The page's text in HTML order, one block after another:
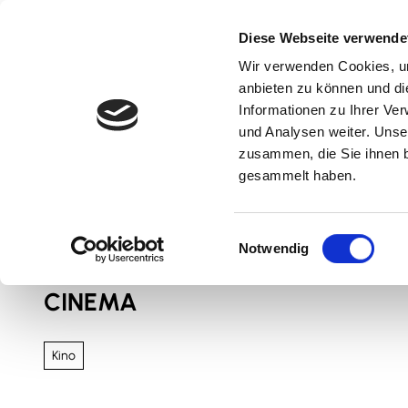
Diese Webseite
Wir verwenden Cookies,
anbieten zu können und
Informationen zu Ihrer
und Analysen weiter.
zusammen, die Sie ihnen
gesammelt haben.
i
Notwendig
Kultur & Erlebnis Kulinarik
CINEMA
Kino